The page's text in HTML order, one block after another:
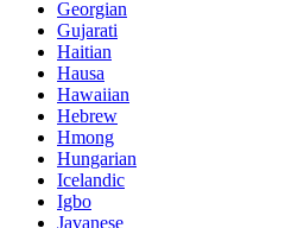
Georgian
Gujarati
Haitian
Hausa
Hawaiian
Hebrew
Hmong
Hungarian
Icelandic
Igbo
Javanese